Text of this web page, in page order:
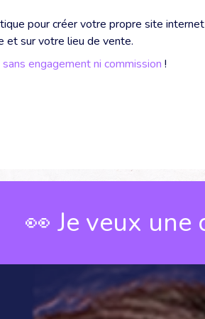
pour créer votre propre site internet
et sur votre lieu de vente.
sans engagement ni commission !
veux une démo !